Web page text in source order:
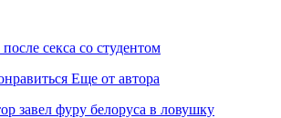
секса со студентом
Еще от автора
завел фуру белоруса в ловушку